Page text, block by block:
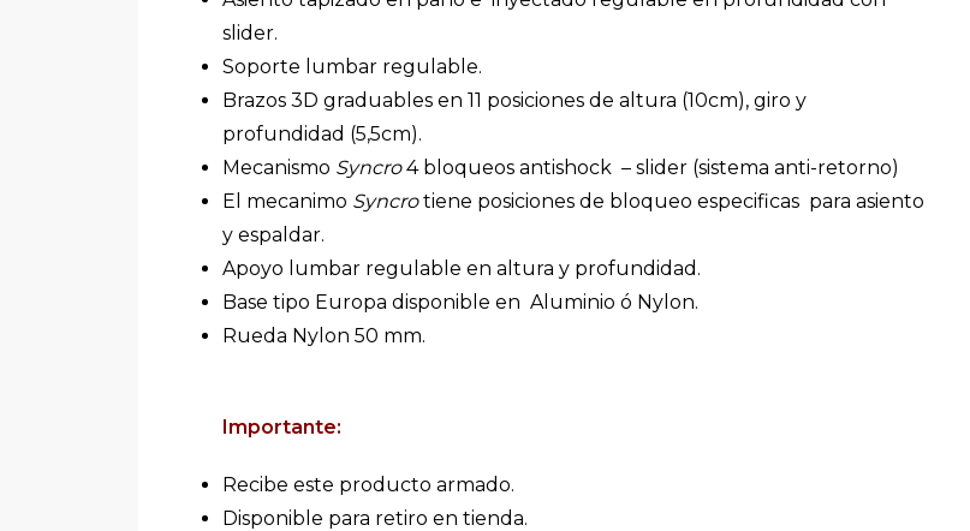
slider.
Soporte lumbar regulable.
Brazos 3D graduables en 11 posiciones de altura (10cm), giro y
profundidad (5,5cm).
Mecanismo Syncro4 bloqueos antishock – slider (sistema anti-retorno)
El mecanimo Syncrotiene posiciones de bloqueo especificas para asiento
y espaldar.
Apoyo lumbar regulable en altura y profundidad.
Base tipo Europa disponible en Aluminio ó Nylon.
Rueda Nylon 50 mm.
Importante:
Recibe este producto armado.
Disponible para retiro en tienda.